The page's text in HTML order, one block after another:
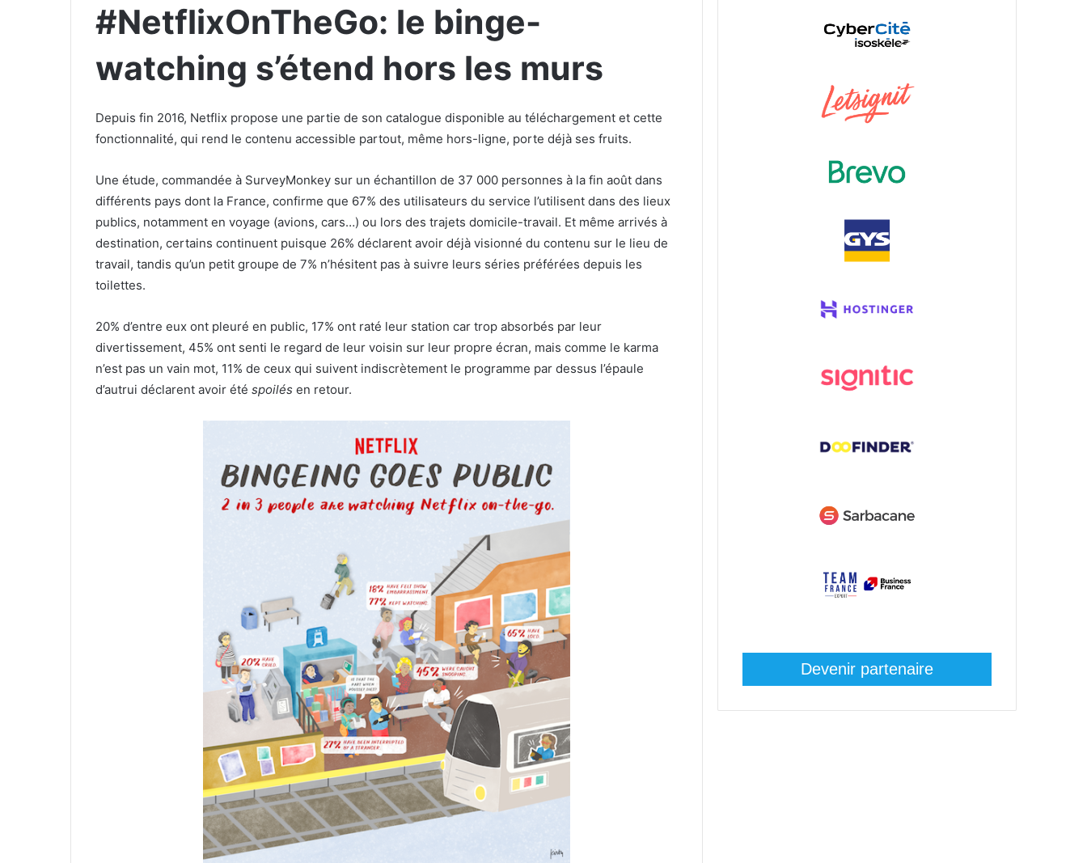
#NetflixOnTheGo: le binge-
watching s’étend hors les murs
Depuis fin 2016, Netflix propose une partie de son catalogue disponible au téléchargement et cette
fonctionnalité, qui rend le contenu accessible partout, même hors-ligne, porte déjà ses fruits.
Une étude, commandée à SurveyMonkey sur un échantillon de 37 000 personnes à la fin août dans
différents pays dont la France, confirme que 67% des utilisateurs du service l’utilisent dans des lieux
publics, notamment en voyage (avions, cars…) ou lors des trajets domicile-travail. Et même arrivés à
destination, certains continuent puisque 26% déclarent avoir déjà visionné du contenu sur le lieu de
travail, tandis qu’un petit groupe de 7% n’hésitent pas à suivre leurs séries préférées depuis les
toilettes.
20% d’entre eux ont pleuré en public, 17% ont raté leur station car trop absorbés par leur
divertissement, 45% ont senti le regard de leur voisin sur leur propre écran, mais comme le karma
n’est pas un vain mot, 11% de ceux qui suivent indiscrètement le programme par dessus l’épaule
d’autrui déclarent avoir été spoilés en retour.
Devenir partenaire